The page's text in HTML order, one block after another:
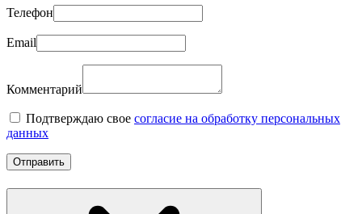
Телефон
Email
Комментарий
Подтверждаю свое согласие на обработку персональных
данных
Отправить